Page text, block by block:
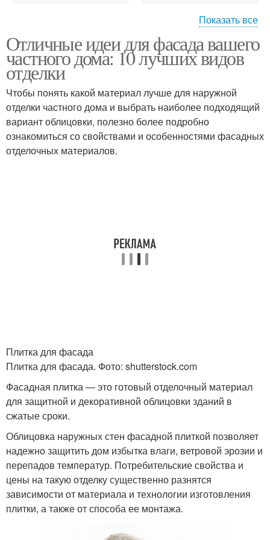
недорогого фасада
Показать все
Отличные идеи для фасада вашего
частного дома: 10 лучших видов
отделки
Чтобы понять какой материал лучше для наружной
отделки частного дома и выбрать наиболее подходящий
вариант облицовки, полезно более подробно
ознакомиться со свойствами и особенностями фасадных
отделочных материалов.
Плитка для фасада
Плитка для фасада. Фото: shutterstock.com
Фасадная плитка — это готовый отделочный материал
для защитной и декоративной облицовки зданий в
сжатые сроки.
Облицовка наружных стен фасадной плиткой позволяет
надежно защитить дом избытка влаги, ветровой эрозии и
перепадов температур. Потребительские свойства и
цены на такую отделку существенно разнятся
зависимости от материала и технологии изготовления
плитки, а также от способа ее монтажа.